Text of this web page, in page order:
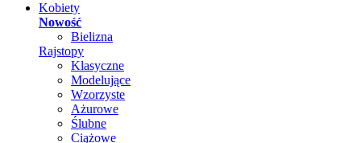
Kobiety
Nowość
Bielizna
Rajstopy
Klasyczne
Modelujące
Wzorzyste
Ażurowe
Ślubne
Ciążowe